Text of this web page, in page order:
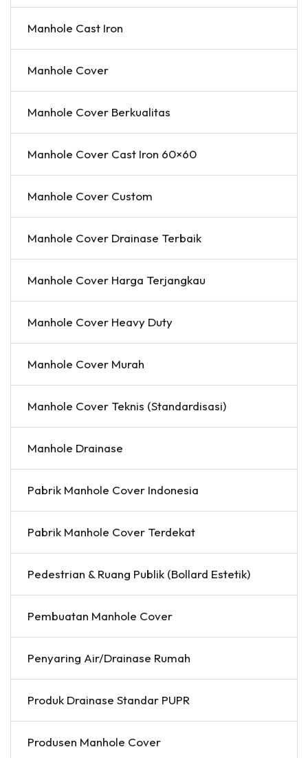
Manhole Cast Iron
Manhole Cover
Manhole Cover Berkualitas
Manhole Cover Cast Iron 60×60
Manhole Cover Custom
Manhole Cover Drainase Terbaik
Manhole Cover Harga Terjangkau
Manhole Cover Heavy Duty
Manhole Cover Murah
Manhole Cover Teknis (Standardisasi)
Manhole Drainase
Pabrik Manhole Cover Indonesia
Pabrik Manhole Cover Terdekat
Pedestrian & Ruang Publik (Bollard Estetik)
Pembuatan Manhole Cover
Penyaring Air/Drainase Rumah
Produk Drainase Standar PUPR
Produsen Manhole Cover